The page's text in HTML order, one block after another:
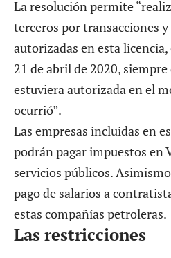
La resolución permite
terceros por transacciones
autorizadas en esta
21 de abril de 2020,
estuviera autorizada en el
ocurrió”.
Las empresas incluidas en
podrán pagar impuestos en
servicios públicos.
pago de salarios a
estas compañías petroleras.
Las restricciones